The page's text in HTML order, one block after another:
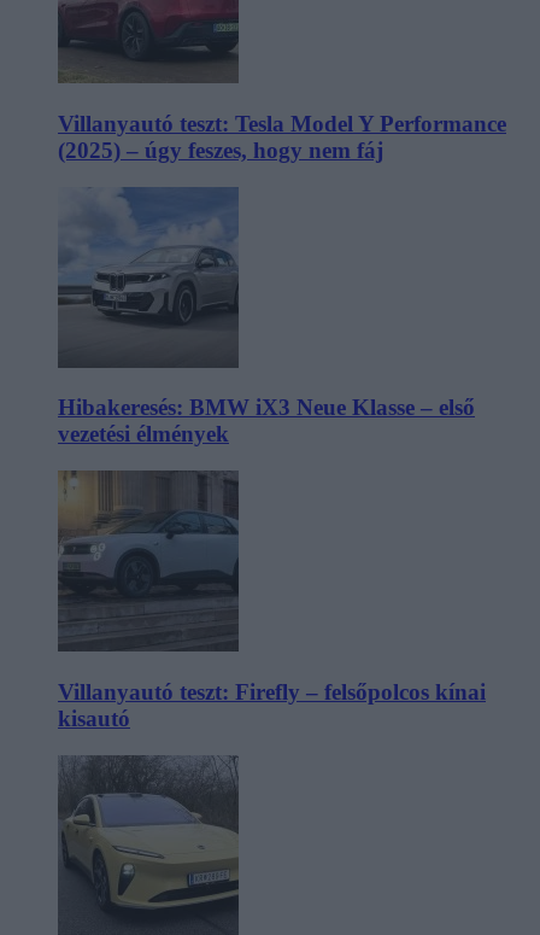
Villanyautó teszt: Tesla Model Y Performance
(2025) – úgy feszes, hogy nem fáj
Hibakeresés: BMW iX3 Neue Klasse – első
vezetési élmények
Villanyautó teszt: Firefly – felsőpolcos kínai
kisautó